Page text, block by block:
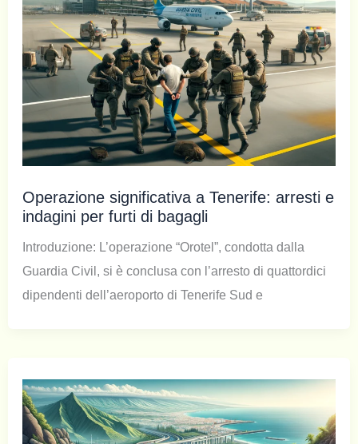
Operazione significativa a Tenerife: arresti e
indagini per furti di bagagli
Introduzione: L’operazione “Orotel”, condotta dalla
Guardia Civil, si è conclusa con l’arresto di quattordici
dipendenti dell’aeroporto di Tenerife Sud e